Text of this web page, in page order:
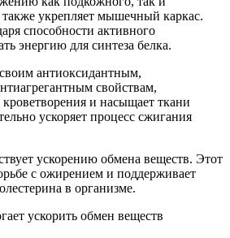
укрепляет мышечный каркас.
способности активного
энергию для синтеза белка.
антиоксидантным,
свойствам,
и насыщает ткани
ускоряет процесс сжигания
ускорению обмена веществ. Этот
с ожирением и поддерживает
в организме.